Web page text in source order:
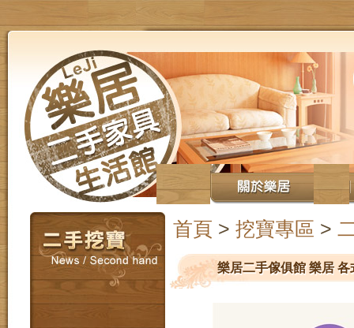
首頁 > 挖寶專區 >
樂居二手傢俱館 樂居